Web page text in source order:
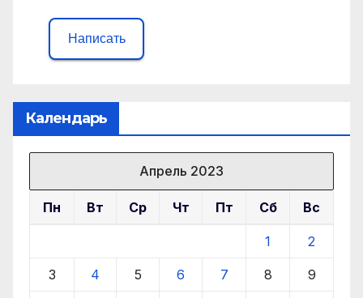
Написать
Календарь
Апрель 2023
Пн Вт Ср Чт Пт Сб Вс
1 2
3 4 5 6 7 8 9